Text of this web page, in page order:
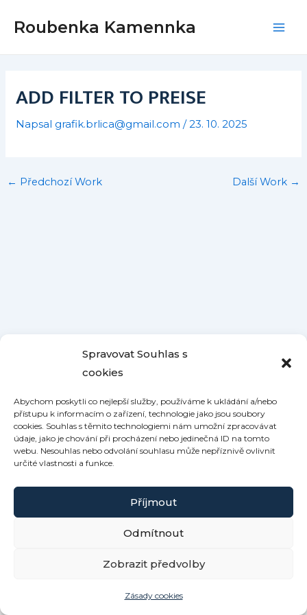
Spravovat Souhlas s
cookies
Abychom poskytli co nejlepší služby, používáme k ukládání a/nebo
přístupu k informacím o zařízení, technologie jako jsou soubory
cookies. Souhlas s těmito technologiemi nám umožní zpracovávat
údaje, jako je chování při procházení nebo jedinečná ID na tomto
webu. Nesouhlas nebo odvolání souhlasu může nepříznivě ovlivnit
určité vlastnosti a funkce.
Příjmout
Odmítnout
Zobrazit předvolby
Zásady cookies
Roubenka Kamennka
ADD FILTER TO PREISE
Napsal grafik.brlica@gmail.com/23. 10. 2025
navigation
← Předchozí Work Další Work →
Šablona Astra WordPress